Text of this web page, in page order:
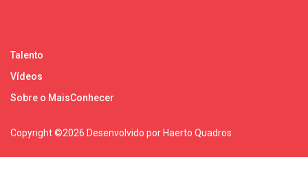
Talento
Vídeos
Sobre o MaisConhecer
Copyright ©2026 Desenvolvido por Haerto Quadros